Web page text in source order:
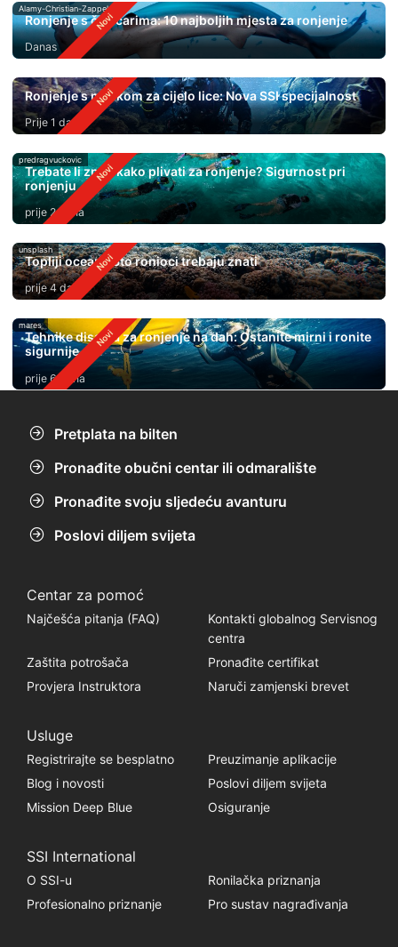
Alamy-Christian-Zappel
Ronjenje s čekićarima: 10 najboljih mjesta za ronjenje
Danas
Ronjenje s maskom za cijelo lice: Nova SSI specijalnost
Prije 1 dan
predragvuckovic
Trebate li znati kako plivati ​​za ronjenje? Sigurnost pri
ronjenju
prije 2 dana
unsplash
Topliji oceani: Što ronioci trebaju znati
prije 4 dana
mares
Tehnike disanja za ronjenje na dah: Ostanite mirni i ronite
sigurnije
prije 6 dana
Pretplata na bilten
Pronađite obučni centar ili odmaralište
Pronađite svoju sljedeću avanturu
Poslovi diljem svijeta
Centar za pomoć
Najčešća pitanja (FAQ)
Kontakti globalnog Servisnog
centra
Zaštita potrošača
Pronađite certifikat
Provjera Instruktora
Naruči zamjenski brevet
Usluge
Registrirajte se besplatno
Preuzimanje aplikacije
Blog i novosti
Poslovi diljem svijeta
Mission Deep Blue
Osiguranje
SSI International
O SSI-u
Ronilačka priznanja
Profesionalno priznanje
Pro sustav nagrađivanja